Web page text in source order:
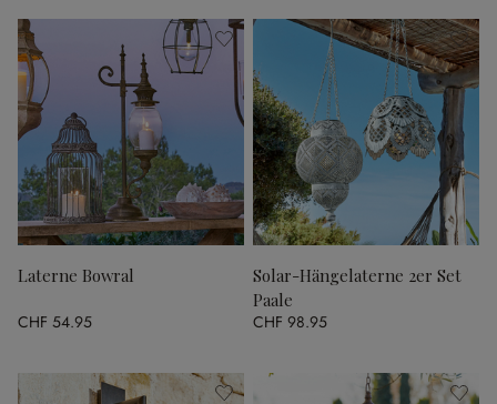
Laterne Bowral
CHF 54.95
Solar-Hängelaterne 2er Set
Paale
CHF 98.95